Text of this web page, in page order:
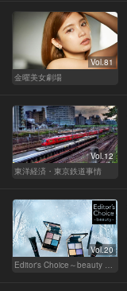
Vol.81
金曜美女劇場
Vol.12
東洋経済・東京鉄道事情
Vol.20
Editor's Choice～beauty & wellness～